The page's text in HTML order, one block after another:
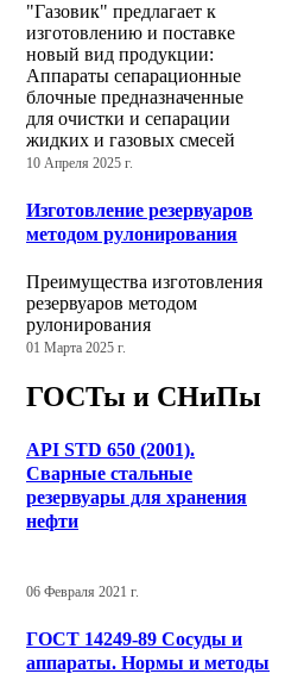
"Газовик" предлагает к
изготовлению и поставке
новый вид продукции:
Аппараты сепарационные
блочные предназначенные
для очистки и сепарации
жидких и газовых смесей
10 Апреля 2025 г.
Изготовление резервуаров
методом рулонирования
Преимущества изготовления
резервуаров методом
рулонирования
01 Марта 2025 г.
ГОСТы и СНиПы
API STD 650 (2001).
Сварные стальные
резервуары для хранения
нефти
06 Февраля 2021 г.
ГОСТ 14249-89 Сосуды и
аппараты. Нормы и методы